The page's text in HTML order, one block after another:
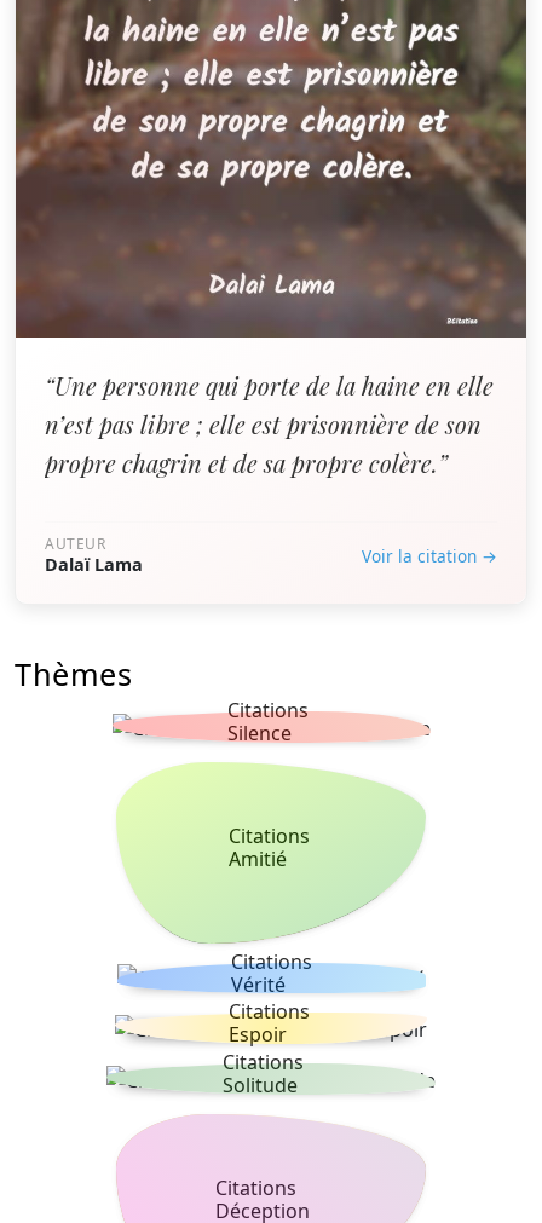
“Une personne qui porte de la haine en elle
n’est pas libre ; elle est prisonnière de son
propre chagrin et de sa propre colère.”
AUTEUR
Dalaï Lama Voir la citation →
Thèmes
Citations
Silence
Citations
Amitié
Citations
Vérité
Citations
Espoir
Citations
Solitude
Citations
Déception